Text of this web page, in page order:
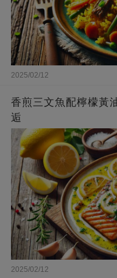
2025/02/12
香煎三文魚配檸檬
逅
2025/02/12